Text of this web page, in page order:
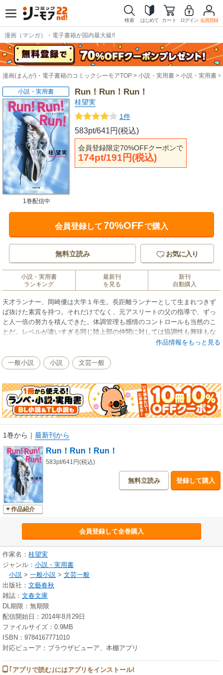
検索 はじめて カート ログイン 会員登録
漫画（マンガ）・電子書籍が国内最大級!!
漫画(まんが)・電子書籍のコミックシーモアTOP 小説・実用書 小説・実用書
Run！Run！Run！
桂望実
1件
583pt/641円(税込)
会員登録限定70%OFFクーポンで
174pt/191円(税込)
小説・実用書
1巻配信中
会員登録して70%OFFで購入
無料立読み お気に入り
小説・実用書
ランキング
最新刊
を見る
新刊
自動購入
天才ランナー、岡崎優は大学１年生。長距離ランナーとして生まれつきず
ば抜けた素質を持つ。それだけでなく、元アスリートの父の指導で、ずっ
と人一倍の努力を積んできた。体調管理も感情のコントロールも当然のこ
とだ。レベルが違いすぎる同じ陸上部の仲間に対しては協調性も興味もな
く、友情はわずらわしいだけ。箱根駅伝も単なる通過点に過ぎない。目標
そしてある秘密を知るまでは…。
作品情報をもっと見る
一般小説 小説 文芸一般
1巻から ｜ 最新刊から
作品紹介
Run！Run！Run！
583pt/641円(税込)
無料立読み 登録して購入
会員登録して全巻購入
作家名： 桂望実
ジャンル： 小説・実用書
小説 > 一般小説 > 文芸一般
出版社： 文藝春秋
雑誌： 文春文庫
DL期限：無期限
配信開始日：2014年8月29日
ファイルサイズ：0.9MB
ISBN：9784167771010
対応ビューア：ブラウザビューア、本棚アプリ
｢アプリで読む｣にはアプリをインストール!